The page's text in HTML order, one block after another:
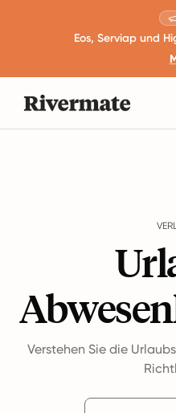
Eos, Serviap und
Verstehen Sie die